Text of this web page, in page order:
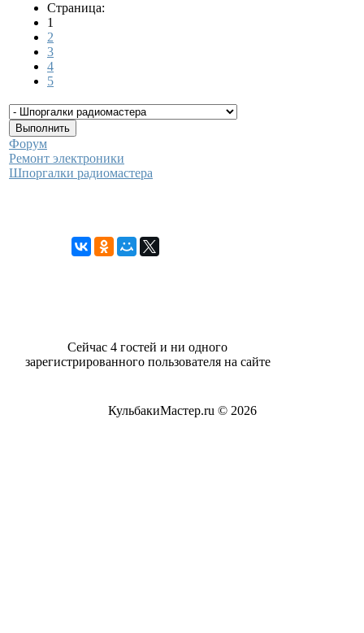
Страница:
1
2
3
4
5
Форум
Ремонт электроники
Шпоргалки радиомастера
Сейчас 4 гостей и ни одного
зарегистрированного пользователя на сайте
КульбакиМастер.ru © 2026